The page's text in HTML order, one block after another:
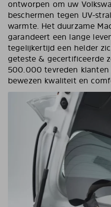
ontworpen om uw
beschermen tegen UV-
warmte. Het duurzame
garandeert een lange
tegelijkertijd een helder
geteste & gecertificeerde
500.000 tevreden
bewezen kwaliteit en